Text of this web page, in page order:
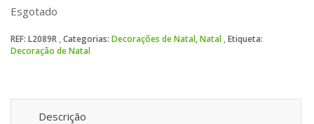
Esgotado
REF: L2089R Categorias: Decorações de Natal,Natal Etiqueta:
Decoração de Natal
Descrição